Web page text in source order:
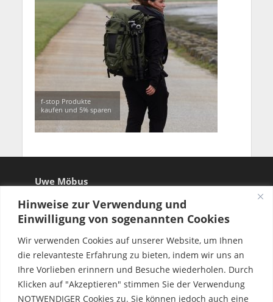
Hinweise zur Verwendung und
Einwilligung von sogenannten Cookies
Wir verwenden Cookies auf unserer Website, um Ihnen
die relevanteste Erfahrung zu bieten, indem wir uns an
Ihre Vorlieben erinnern und Besuche wiederholen. Durch
Klicken auf "Akzeptieren" stimmen Sie der Verwendung
NOTWENDIGER Cookies zu. Sie können jedoch auch eine
f-stop Produkte
kaufen und 5% sparen
Uwe Möbus